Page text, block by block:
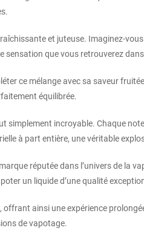
et juteuse. Imaginez-
que vous retrouverez
ce mélange avec sa saveur
équilibrée.
simplement incroyable. Chaque
à part entière, une véritable
réputée dans l’univers de la
un liquide d’une qualité
offrant ainsi une expérience
de vapotage.